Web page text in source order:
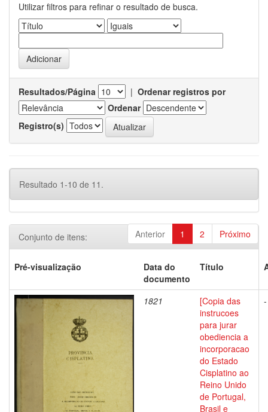
Utilizar filtros para refinar o resultado de busca.
Resultados/Página | Ordenar registros por
Ordenar
Registro(s)
Resultado 1-10 de 11.
Anterior 1 2 Próximo
Conjunto de itens:
Pré-visualização
Data do
documento
Título
1821
[Copia das
instrucoes
para jurar
obediencia a
incorporacao
do Estado
Cisplatino ao
Reino Unido
de Portugal,
Brasil e
-